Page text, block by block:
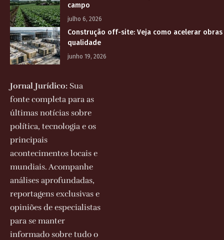
campo
julho 6, 2026
Construção off-site: Veja como acelerar
qualidade
junho 19, 2026
Jornal Jurídico: Sua
fonte completa para as
últimas notícias sobre
política, tecnologia e os
principais
acontecimentos locais e
mundiais. Acompanhe
análises aprofundadas,
reportagens exclusivas e
opiniões de especialistas
para se manter
informado sobre tudo o